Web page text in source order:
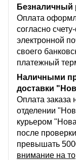
Безналичный
Оплата
согласно
электронной
своего
платежный
Наличными
доставки
Оплата заказа
отделении
курьером
после
превышать
внимание на